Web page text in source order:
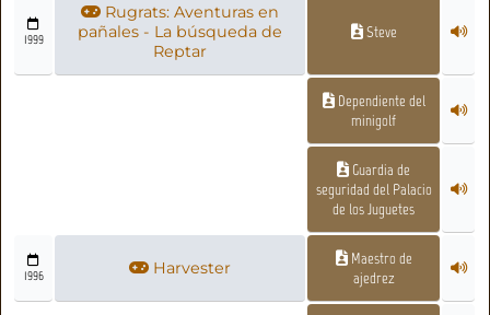
1999
Rugrats: Aventuras en
pañales - La búsqueda de
Reptar
Steve
Dependiente del
minigolf
Guardia de
seguridad del Palacio
de los Juguetes
1996 Harvester
Maestro de
ajedrez